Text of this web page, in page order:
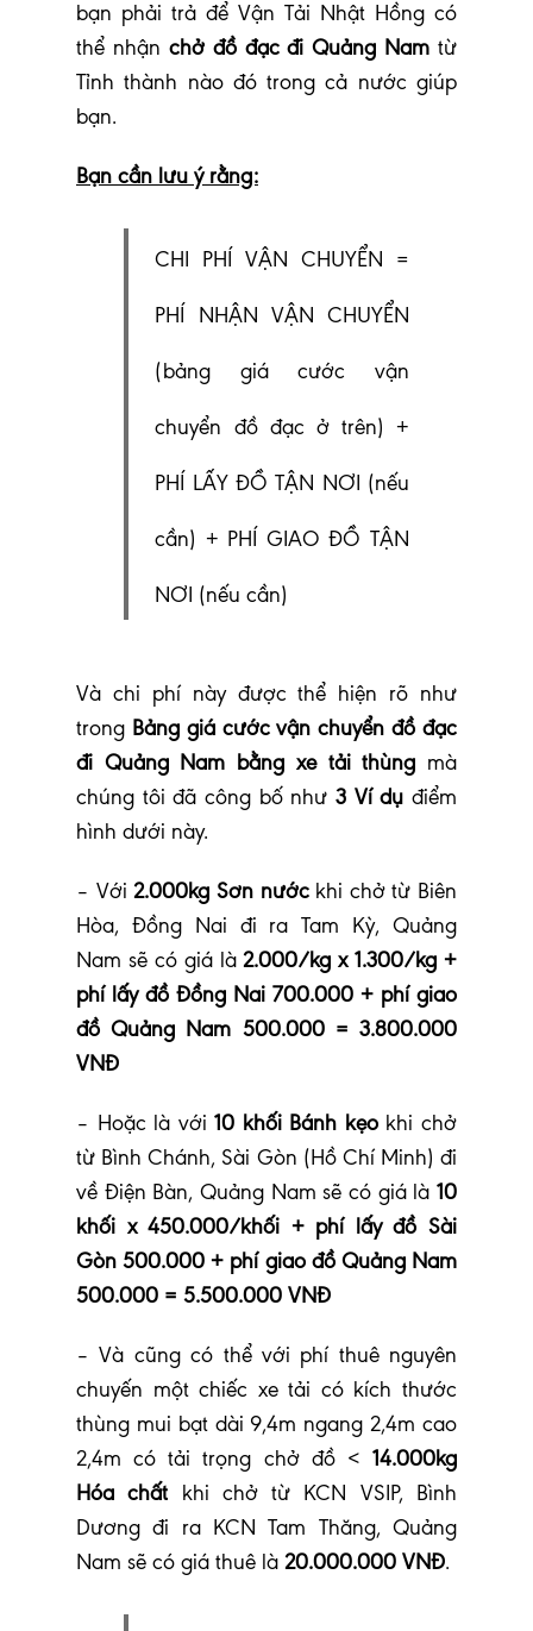
bạn phải trả để Vận Tải Nhật Hồng có
thể nhận chở đồ đạc đi Quảng Nam từ
Tỉnh thành nào đó trong cả nước giúp
bạn.
Bạn cần lưu ý rằng:
CHI PHÍ VẬN CHUYỂN =
PHÍ NHẬN VẬN CHUYỂN
(bảng giá cước vận
chuyển đồ đạc ở trên) +
PHÍ LẤY ĐỒ TẬN NƠI (nếu
cần) + PHÍ GIAO ĐỒ TẬN
NƠI (nếu cần)
Và chi phí này được thể hiện rõ như
trong Bảng giá cước vận chuyển đồ đạc
đi Quảng Nam bằng xe tải thùng mà
chúng tôi đã công bố như 3 Ví dụ điểm
hình dưới này.
– Với2.000kg Sơn nướckhi chở từ Biên
Hòa, Đồng Nai đi ra Tam Kỳ, Quảng
Nam sẽ có giá là2.000/kg x 1.300/kg +
phí lấy đồ Đồng Nai 700.000 + phí giao
đồ Quảng Nam 500.000 = 3.800.000
VNĐ
– Hoặc là với10 khối Bánh kẹokhi chở
từ Bình Chánh, Sài Gòn (Hồ Chí Minh) đi
về Điện Bàn, Quảng Nam sẽ có giá là 10
khối x 450.000/khối + phí lấy đồ Sài
Gòn 500.000 + phí giao đồ Quảng Nam
500.000 = 5.500.000 VNĐ
– Và cũng có thể với phí thuê nguyên
chuyến một chiếc xe tải có kích thước
thùng mui bạt dài 9,4m ngang 2,4m cao
2,4m có tải trọng chở đồ < 14.000kg
Hóa chất khi chở từ KCN VSIP, Bình
Dương đi ra KCN Tam Thăng, Quảng
Nam sẽ có giá thuê là 20.000.000 VNĐ.